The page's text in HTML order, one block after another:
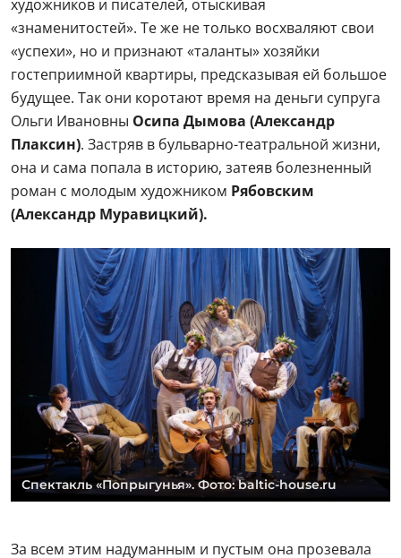
художников и писателей, отыскивая
«знаменитостей». Те же не только восхваляют свои
«успехи», но и признают «таланты» хозяйки
гостеприимной квартиры, предсказывая ей большое
будущее. Так они коротают время на деньги супруга
Ольги Ивановны Осипа Дымова (Александр
Плаксин). Застряв в бульварно-театральной жизни,
она и сама попала в историю, затеяв болезненный
роман с молодым художником Рябовским
(Александр Муравицкий).
Спектакль «Попрыгунья». Фото: baltic-house.ru
За всем этим надуманным и пустым она прозевала